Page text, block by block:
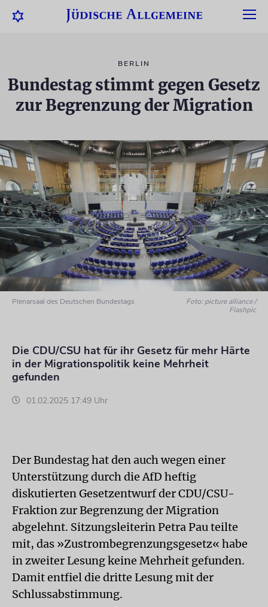
BERLIN
Bundestag stimmt gegen Gesetz
zur Begrenzung der Migration
Plenarsaal des Deutschen Bundestags
Foto: picture alliance /
Flashpic
Die CDU/CSU hat für ihr Gesetz für mehr Härte
in der Migrationspolitik keine Mehrheit
gefunden
01.02.2025 17:49 Uhr
Der Bundestag hat den auch wegen einer
Unterstützung durch die AfD heftig
diskutierten Gesetzentwurf der CDU/CSU-
Fraktion zur Begrenzung der Migration
abgelehnt. Sitzungsleiterin Petra Pau teilte
mit, das »Zustrombegrenzungsgesetz« habe
in zweiter Lesung keine Mehrheit gefunden.
Damit entfiel die dritte Lesung mit der
Schlussabstimmung.